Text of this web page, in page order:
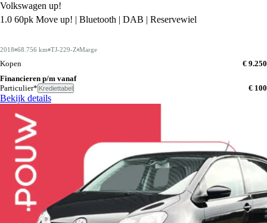
Volkswagen up!
1.0 60pk Move up! | Bluetooth | DAB | Reservewiel
2018 68.756 km TJ-229-Z Marge
Kopen
€ 9.250
Financieren p/m vanaf
Particulier* Krediettabel € 100
Bekijk details